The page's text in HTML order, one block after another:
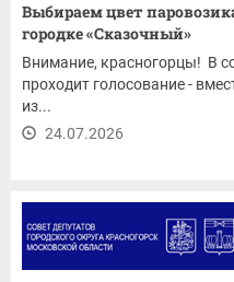
Выбираем цвет
городке «Сказочный»
Внимание, красногорцы! В
проходит голосование -
из...
24.07.2026